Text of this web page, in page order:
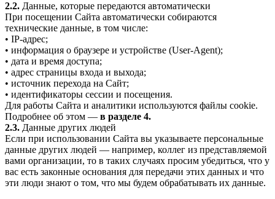
2.2. Данные, которые передаются автоматически
При посещении Сайта автоматически собираются
технические данные, в том числе:
• IP-адрес;
• информация о браузере и устройстве (User-Agent);
• дата и время доступа;
• адрес страницы входа и выхода;
• источник перехода на Сайт;
• идентификаторы сессии и посещения.
Для работы Сайта и аналитики используются файлы cookie.
Подробнее об этом — в разделе 4.
2.3. Данные других людей
Если при использовании Сайта вы указываете персональные
данные других людей — например, коллег из представляемой
вами организации, то в таких случаях просим убедиться, что у
вас есть законные основания для передачи этих данных и что
эти люди знают о том, что мы будем обрабатывать их данные.